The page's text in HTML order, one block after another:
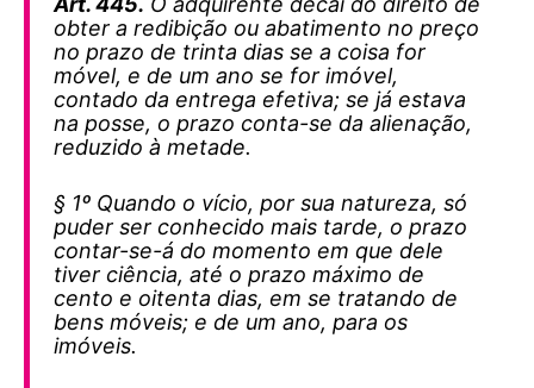
obter a redibição ou abatimento no preço
no prazo de trinta dias se a coisa for
móvel, e de um ano se for imóvel,
contado da entrega efetiva; se já estava
na posse, o prazo conta-se da alienação,
reduzido à metade.
§ 1º Quando o vício, por sua natureza, só
puder ser conhecido mais tarde, o prazo
contar-se-á do momento em que dele
tiver ciência, até o prazo máximo de
cento e oitenta dias, em se tratando de
bens móveis; e de um ano, para os
imóveis.